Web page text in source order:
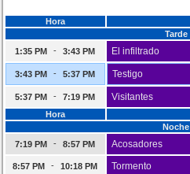
Hora
Tarde
1:35 PM
- 3:43 PM El infiltrado
3:43 PM - 5:37 PM Testigo
5:37 PM - 7:19 PM Visitantes
Hora
Noche
7:19 PM
- 8:57 PM Acosadores
8:57 PM - 10:18 PM Tormento